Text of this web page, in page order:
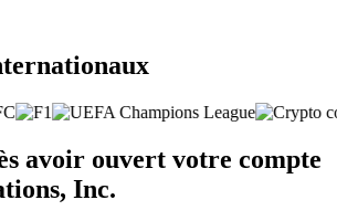
avoir ouvert votre compte
Inc.